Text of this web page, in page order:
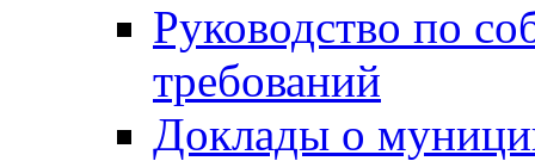
Руководство по
требований
Доклады о